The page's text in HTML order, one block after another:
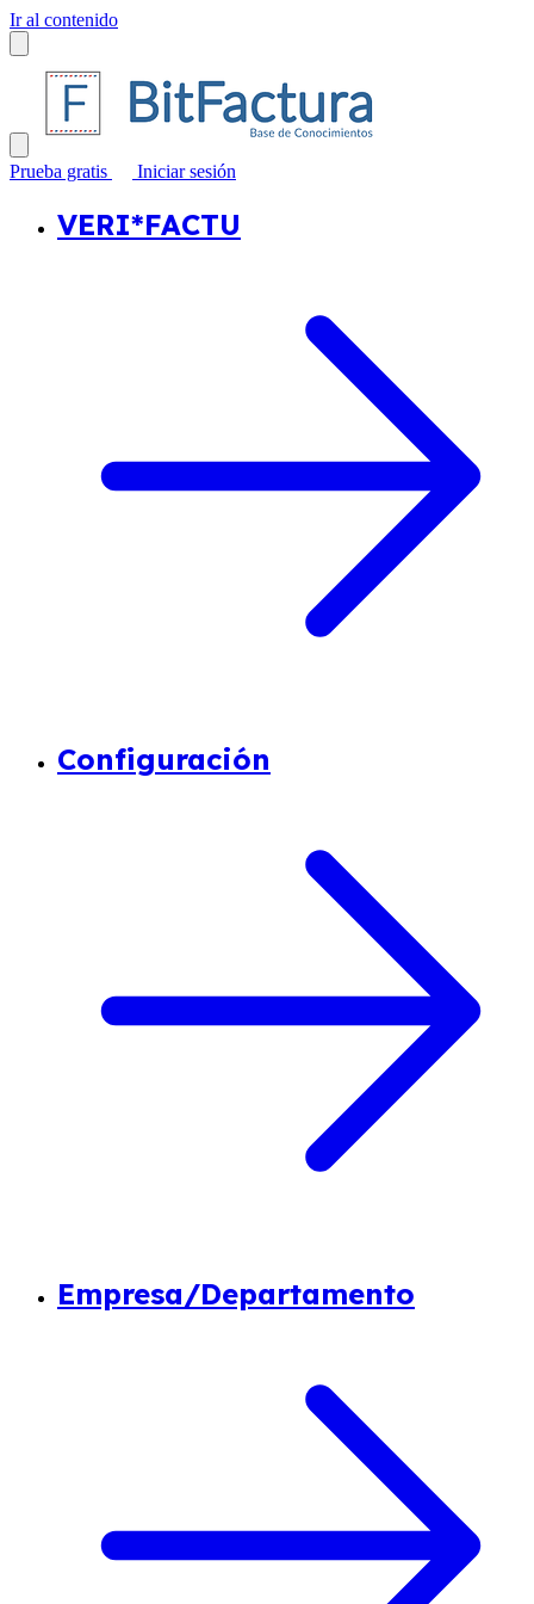
Ir al contenido
Prueba gratis Iniciar sesión
VERI*FACTU
Configuración
Empresa/Departamento